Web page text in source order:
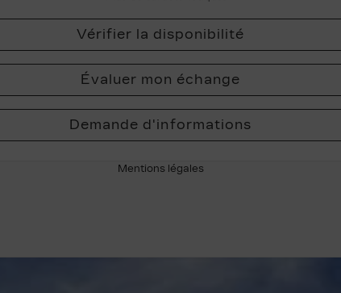
Vérifier la disponibilité
Évaluer mon échange
Demande d'informations
Mentions légales